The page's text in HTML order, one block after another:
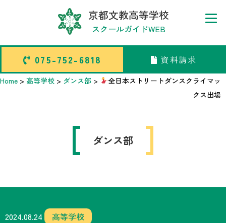
075-752-6818 資料請求
中学校部活TOP
京都文教高等学校
スクールガイドWEB
075-752-6818 資料請求
Home >高等学校 > ダンス部 >
全日本ストリートダンスクライマッ
クス出場
ダンス部
2024.08.24 高等学校